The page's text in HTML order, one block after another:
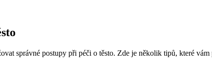
správné ‌postupy při péči o těsto. Zde je několik ⁤tipů, které